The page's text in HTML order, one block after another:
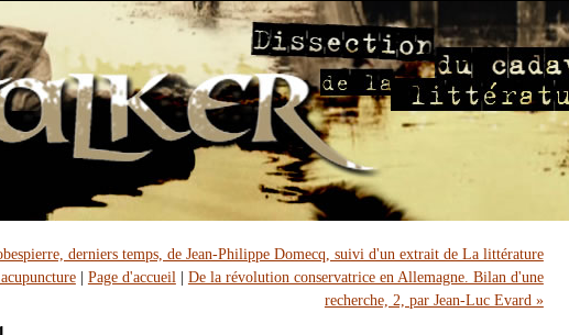
derniers temps, de Jean-Philippe Domecq, suivi d'un extrait de La littérature
| Page d'accueil | De la révolution conservatrice en Allemagne. Bilan d'une
recherche, 2, par Jean-Luc Evard »